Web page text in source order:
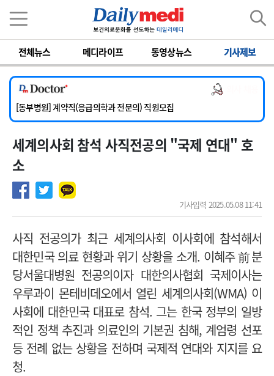
전체뉴스 메디라이프 동영상뉴스 기사제보
[서울아산병원] 2026년 하반기 인턴 모집
[영남대학교의료원] 마취통증의학과 임기제 임상의사 채용
[충남대학교병원] 소아청소년과(소아응급전담) 계약직 의사 공개채용
[동부병원] 계약직(응급의학과 전문의) 직원모집
[이대목동병원] 하반기 전공의(레지던트1년차) 모집
[서울아산병원] 2026년 하반기 인턴 모집
[영남대학교의료원] 마취통증의학과 임기제 임상의사 채용
세계의사회 참석 사직전공의 "국제 연대" 호
소
기사입력 2025.05.08 11:41
사직 전공의가 최근 세계의사회 이사회에 참석해서
대한민국 의료 현황과 위기 상황을 소개. 이혜주 前 분
당서울대병원 전공의이자 대한의사협회 국제이사는
우루과이 몬테비데오에서 열린 세계의사회(WMA) 이
사회에 대한민국 대표로 참석. 그는 한국 정부의 일방
적인 정책 추진과 의료인의 기본권 침해, 계엄령 선포
등 전례 없는 상황을 전하며 국제적 연대와 지지를 요
청.